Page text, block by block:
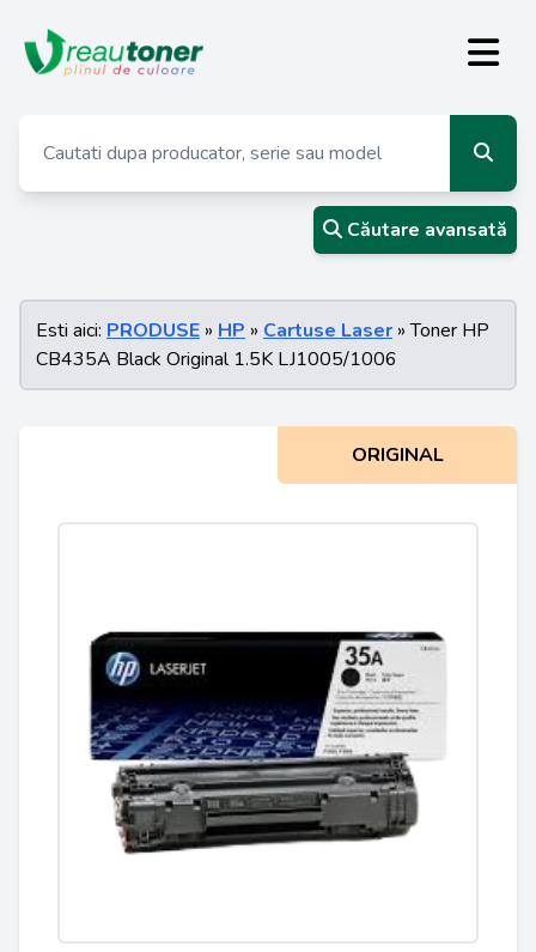
Căutare avansată
Esti aici: PRODUSE » HP » Cartuse Laser » Toner HP
CB435A Black Original 1.5K LJ1005/1006
ORIGINAL